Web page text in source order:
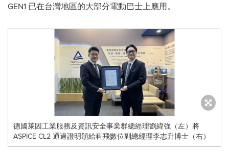
GEN1 已在台灣地區的大部分電動巴士上應用。
德國萊因工業服務及資訊安全事業群總經理劉緯強（左）將
ASPICE CL2 通過證明頒給科飛數位副總經理李志升博士（右）